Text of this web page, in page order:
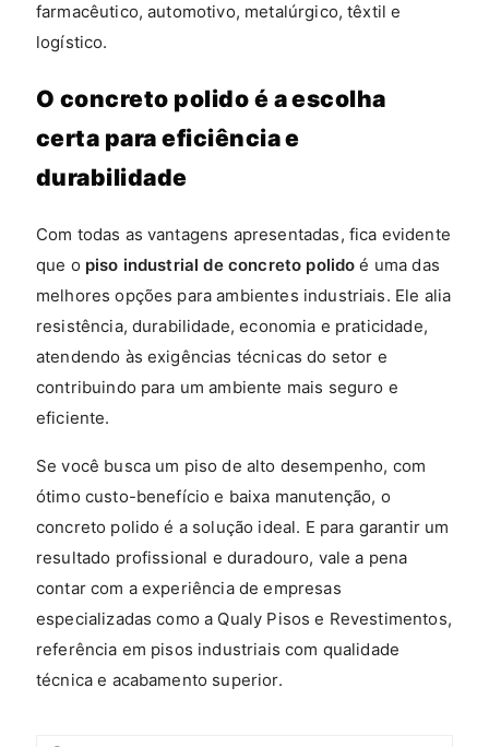
farmacêutico, automotivo, metalúrgico, têxtil e
logístico.
O concreto polido é a escolha
certa para eficiência e
durabilidade
Com todas as vantagens apresentadas, fica evidente
que o piso industrial de concreto polido é uma das
melhores opções para ambientes industriais. Ele alia
resistência, durabilidade, economia e praticidade,
atendendo às exigências técnicas do setor e
contribuindo para um ambiente mais seguro e
eficiente.
Se você busca um piso de alto desempenho, com
ótimo custo-benefício e baixa manutenção, o
concreto polido é a solução ideal. E para garantir um
resultado profissional e duradouro, vale a pena
contar com a experiência de empresas
especializadas como a Qualy Pisos e Revestimentos,
referência em pisos industriais com qualidade
técnica e acabamento superior.